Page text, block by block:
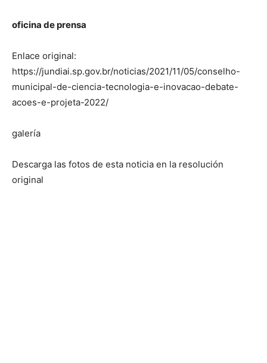
oficina de prensa
Enlace original:
https://jundiai.sp.gov.br/noticias/2021/11/05/conselho-
municipal-de-ciencia-tecnologia-e-inovacao-debate-
acoes-e-projeta-2022/
galería
Descarga las fotos de esta noticia en la resolución
original